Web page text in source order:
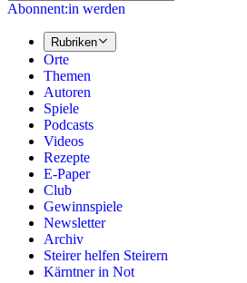
Abonnent:in werden
Rubriken
Orte
Themen
Autoren
Spiele
Podcasts
Videos
Rezepte
E-Paper
Club
Gewinnspiele
Newsletter
Archiv
Steirer helfen Steirern
Kärntner in Not